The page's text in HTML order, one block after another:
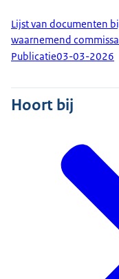
Lijst van documenten
waarnemend
Publicatie03-03-2026
Hoort bij